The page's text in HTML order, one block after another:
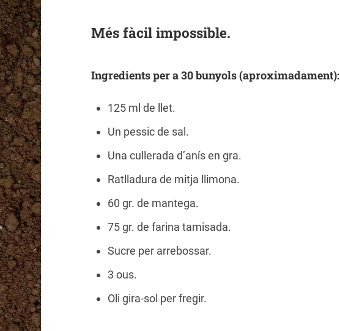
Més fàcil impossible.
Ingredients per a 30 bunyols (aproximadament):
125 ml de llet.
Un pessic de sal.
Una cullerada d’anís en gra.
Ratlladura de mitja llimona.
60 gr. de mantega.
75 gr. de farina tamisada.
Sucre per arrebossar.
3 ous.
Oli gira-sol per fregir.